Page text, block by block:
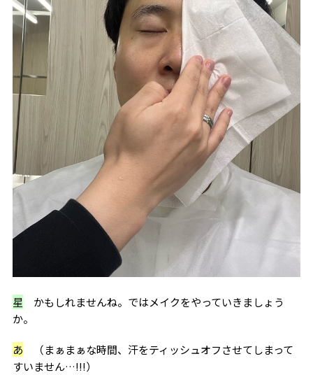
星 かもしれませんね。ではメイクをやっていきましょう
か。
あ （まぁまぁな時間、汗をティッシュオフさせてしまって
すいません…!!!）